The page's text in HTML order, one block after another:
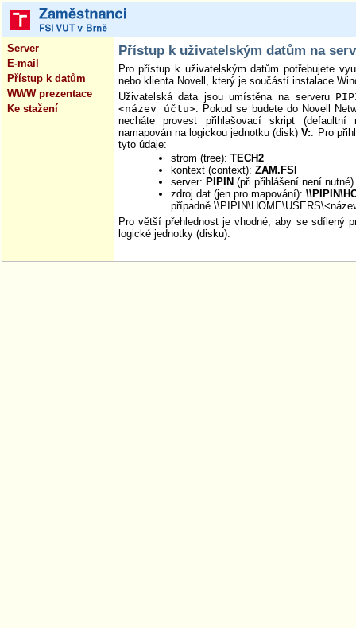
Server
E-mail
Přístup k datům
WWW prezentace
Ke stažení
Přístup k uživatelským datům na
Pro přístup k uživatelským datům potřebujete
nebo klienta Novell, který je součástí instalace
Uživatelská data jsou umístěna na serveru
<název účtu>. Pokud se budete do Novell
necháte provest přihlašovací skript
namapován na logickou jednotku (disk)V:. Pro
tyto údaje:
strom (tree):TECH2
kontext (context):ZAM.FSI
server:PIPIN (při přihlášení není nutné)
zdroj dat (jen pro mapování):
případně
Pro větší přehlednost je vhodné, aby se sdílený
logické jednotky (disku).